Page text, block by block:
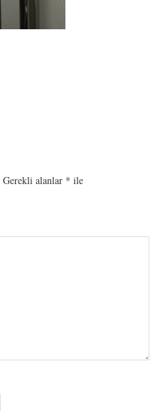
Gerekli alanlar * ile